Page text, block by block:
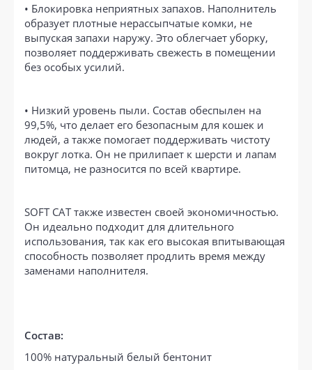
• Блокировка неприятных запахов. Наполнитель
образует плотные нерассыпчатые комки, не
выпуская запахи наружу. Это облегчает уборку,
позволяет поддерживать свежесть в помещении
без особых усилий.
• Низкий уровень пыли. Состав обеспылен на
99,5%, что делает его безопасным для кошек и
людей, а также помогает поддерживать чистоту
вокруг лотка. Он не прилипает к шерсти и лапам
питомца, не разносится по всей квартире.
SOFT CAT также известен своей экономичностью.
Он идеально подходит для длительного
использования, так как его высокая впитывающая
способность позволяет продлить время между
заменами наполнителя.
Состав:
100% натуральный белый бентонит